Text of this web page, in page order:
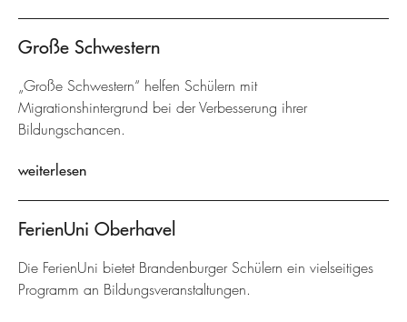
Große Schwestern
„Große Schwestern“ helfen Schülern mit
Migrationshintergrund bei der Verbesserung ihrer
Bildungschancen.
weiterlesen
FerienUni Oberhavel
Die FerienUni bietet Brandenburger Schülern ein vielseitiges
Programm an Bildungsveranstaltungen.